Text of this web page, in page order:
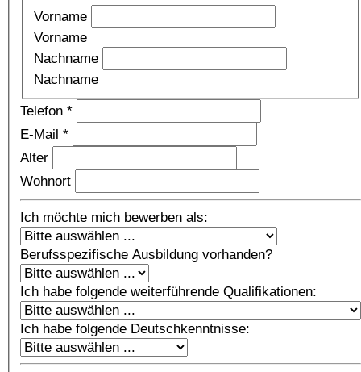
Vorname
Vorname
Nachname
Nachname
Telefon *
E-Mail *
Alter
Wohnort
Ich möchte mich bewerben als:
Berufsspezifische Ausbildung vorhanden?
Ich habe folgende weiterführende Qualifikationen:
Ich habe folgende Deutschkenntnisse: